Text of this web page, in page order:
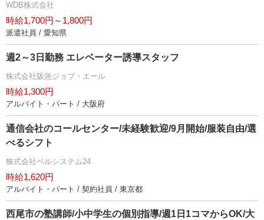
WDB株式会社
時給1,700円～1,800円
派遣社員 / 愛知県
週2～3日勤務 エレベーター誘導スタッフ
株式会社阪急ジョブ・エール
時給1,300円
アルバイト・パート / 大阪府
通信会社のコールセンター/未経験歓迎/9月開始/服装自由/選
べるシフト
株式会社ベルシステム24
時給1,620円
アルバイト・パート / 契約社員 / 東京都
西尾市の塾講師/小中学生の個別指導/週1日1コマからOK/大